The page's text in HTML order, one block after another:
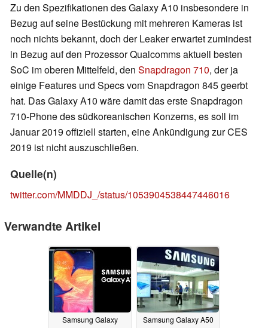
Zu den Spezifikationen des Galaxy A10 insbesondere in
Bezug auf seine Bestückung mit mehreren Kameras ist
noch nichts bekannt, doch der Leaker erwartet zumindest
in Bezug auf den Prozessor Qualcomms aktuell besten
SoC im oberen Mittelfeld, den Snapdragon 710, der ja
einige Features und Specs vom Snapdragon 845 geerbt
hat. Das Galaxy A10 wäre damit das erste Snapdragon
710-Phone des südkoreanischen Konzerns, es soll im
Januar 2019 offiziell starten, eine Ankündigung zur CES
2019 ist nicht auszuschließen.
Quelle(n)
twitter.com/MMDDJ_/status/1053904538447446016
Verwandte Artikel
Samsung Galaxy
Samsung Galaxy A50